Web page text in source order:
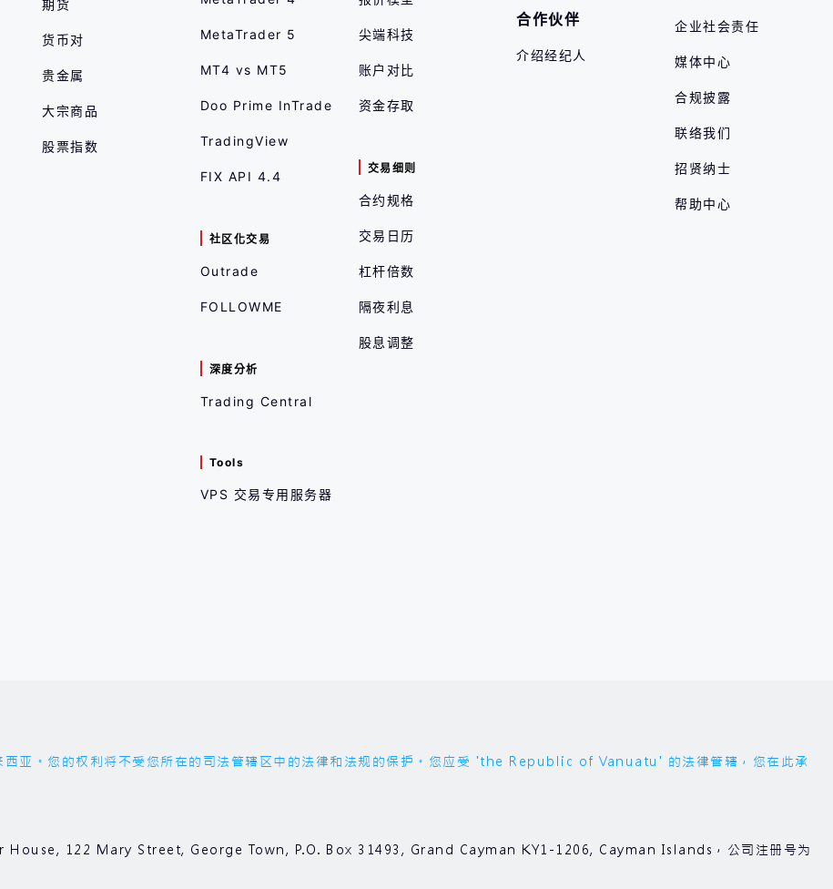
期货
货币对
贵金属
大宗商品
股票指数
MetaTrader 5
MT4 vs MT5
Doo Prime InTrade
TradingView
FIX API 4.4
社区化交易
Outrade
FOLLOWME
深度分析
Trading Central
Tools
VPS 交易专用服务器
尖端科技
账户对比
资金存取
交易细则
合约规格
交易日历
杠杆倍数
隔夜利息
股息调整
合作伙伴
介绍经纪人
企业社会责任
媒体中心
合规披露
联络我们
招贤纳士
帮助中心
西亚。您的权利将不受您所在的司法管辖区中的法律和法规的保护。您应受 'the Republic of Vanuatu' 的法律管辖，您在此承
122 Mary Street, George Town, P.O. Box 31493, Grand Cayman KY1-1206, Cayman Islands，公司注册号为